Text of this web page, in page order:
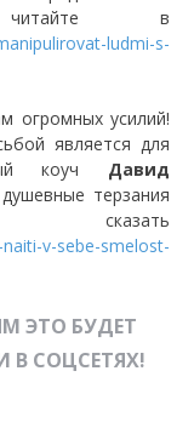
читайте в
ludmi-s-
огромных усилий!
является для
коуч Давид
терзания
сказать
v-sebe-smelost-
ЭТО БУДЕТ
В СОЦСЕТЯХ!